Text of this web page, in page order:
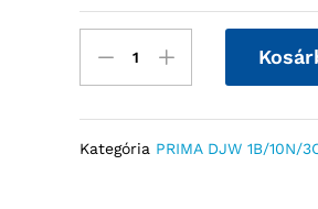
Kategória PRIMA DJW 1B/10N/